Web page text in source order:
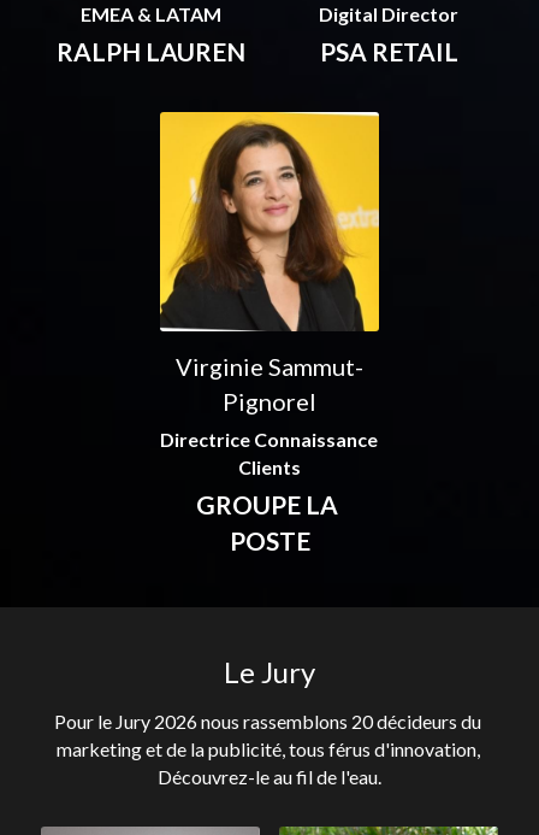
EMEA & LATAM
RALPH LAUREN
Digital Director
PSA RETAIL
Virginie Sammut-
Pignorel
Directrice Connaissance
Clients
GROUPE LA
POSTE
Le Jury
Pour le Jury 2026 nous rassemblons 20 décideurs du
marketing et de la publicité, tous férus d'innovation,
Découvrez-le au fil de l'eau.